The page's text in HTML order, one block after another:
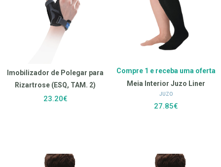
Imobilizador de Polegar para
Rizartrose (ESQ, TAM. 2)
23.20€
Compre 1 e receba uma oferta
Meia Interior Juzo Liner
JUZO
27.85€